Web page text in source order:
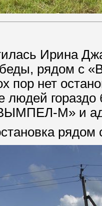
Ирина
рядом с
пор нет
людей
М» и
рядом